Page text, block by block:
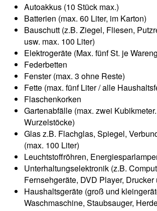
Autoakkus (10 Stück max.)
Batterien (max. 60 Liter, im Karton)
Bauschutt (z.B. Ziegel, Fliesen,
usw. max. 100 Liter)
Elektrogeräte (Max. fünf St. je
Federbetten
Fenster (max. 3 ohne Reste)
Fette (max. fünf Liter / alle
Flaschenkorken
Gartenabfälle (max. zwei
Wurzelstöcke)
Glas z.B. Flachglas, Spiegel,
(max. 100 Liter)
Leuchtstoffröhren,
Unterhaltungselektronik (z.B.
Fernsehgeräte, DVD Player, Drucker
Haushaltsgeräte (groß und
Waschmaschine, Staubsauger,